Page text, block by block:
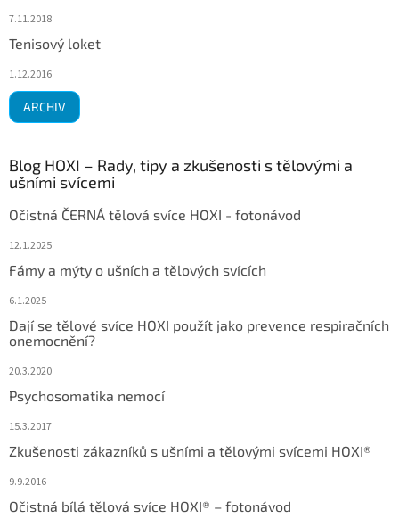
7.11.2018
Tenisový loket
1.12.2016
ARCHIV
Blog HOXI – Rady, tipy a zkušenosti s tělovými a
ušními svícemi
Očistná ČERNÁ tělová svíce HOXI - fotonávod
12.1.2025
Fámy a mýty o ušních a tělových svících
6.1.2025
Dají se tělové svíce HOXI použít jako prevence respiračních
onemocnění?
20.3.2020
Psychosomatika nemocí
15.3.2017
Zkušenosti zákazníků s ušními a tělovými svícemi HOXI®
9.9.2016
Očistná bílá tělová svíce HOXI® – fotonávod